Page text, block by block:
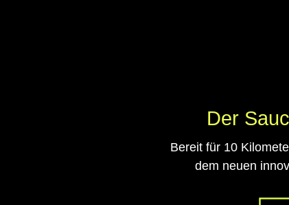
Der
Bereit für 10
dem neuen